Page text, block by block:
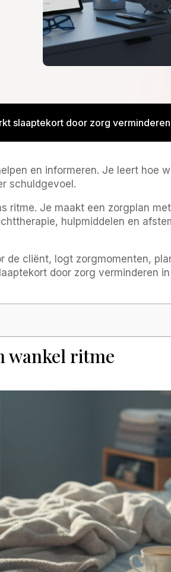
slaaptekort door zorg
en informeren. Je leert hoe
schuldgevoel.
Je maakt een zorgplan
hulpmiddelen en
cliënt, logt zorgmomenten,
door zorg verminderen
wankel ritme